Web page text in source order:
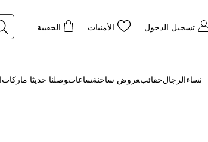
تسجيل الدخول الأمنيات الحقيبة
نساء الرجالحقائب‍عروض ساخنة‍ساعات‍وصلنا حديثا ‍ ماركات